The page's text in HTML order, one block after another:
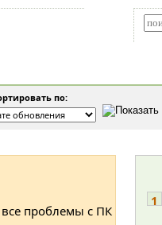
по:
все проблемы с ПК
1